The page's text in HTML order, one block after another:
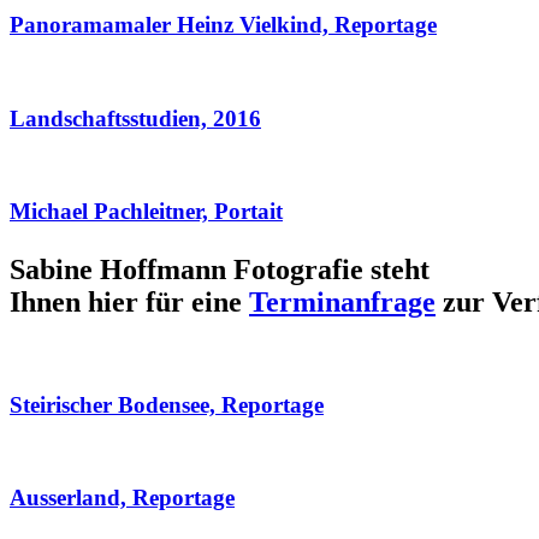
Panoramamaler Heinz Vielkind, Reportage
Landschaftsstudien, 2016
Michael Pachleitner, Portait
Sabine Hoffmann Fotografie steht
Ihnen hier für eine Terminanfrage zur
Steirischer Bodensee, Reportage
Ausserland, Reportage